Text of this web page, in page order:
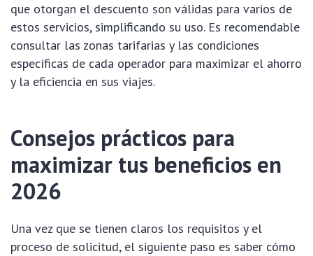
que otorgan el descuento son válidas para varios de
estos servicios, simplificando su uso. Es recomendable
consultar las zonas tarifarias y las condiciones
específicas de cada operador para maximizar el ahorro
y la eficiencia en sus viajes.
Consejos prácticos para
maximizar tus beneficios en
2026
Una vez que se tienen claros los requisitos y el
proceso de solicitud, el siguiente paso es saber cómo